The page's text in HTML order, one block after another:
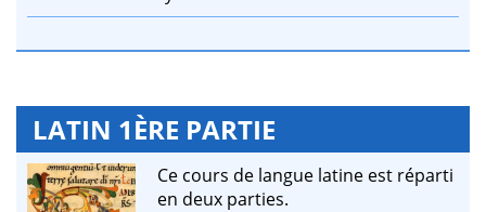
LATIN 1ÈRE PARTIE
Ce cours de langue latine est réparti
en deux parties.